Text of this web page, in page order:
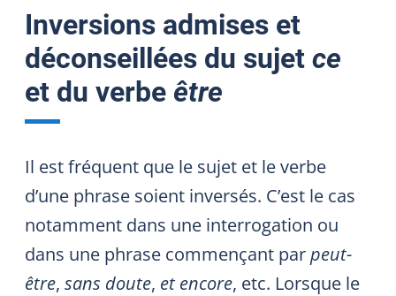
Inversions admises et
déconseillées du sujet ce
et du verbe être
Il est fréquent que le sujet et le verbe
d’une phrase soient inversés. C’est le cas
notamment dans une interrogation ou
dans une phrase commençant parpeut-
être, sans doute, et encore, etc. Lorsque le